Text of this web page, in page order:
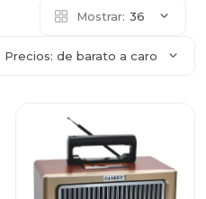
Mostrar: 36
Precios: de barato a caro